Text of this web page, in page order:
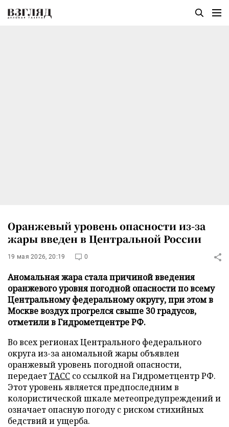
Оранжевый уровень опасности из-за
жары введен в Центральной России
19 мая 2026, 20:19 0
Аномальная жара стала причиной введения
оранжевого уровня погодной опасности по всему
Центральному федеральному округу, при этом в
Москве воздух прогрелся свыше 30 градусов,
отметили в Гидрометцентре РФ.
Во всех регионах Центрального федерального
округа из-за аномальной жары объявлен
оранжевый уровень погодной опасности,
передаетТАСС со ссылкой на Гидрометцентр РФ.
Этот уровень является предпоследним в
колористической шкале метеопредупреждений и
означает опасную погоду с риском стихийных
бедствий и ущерба.